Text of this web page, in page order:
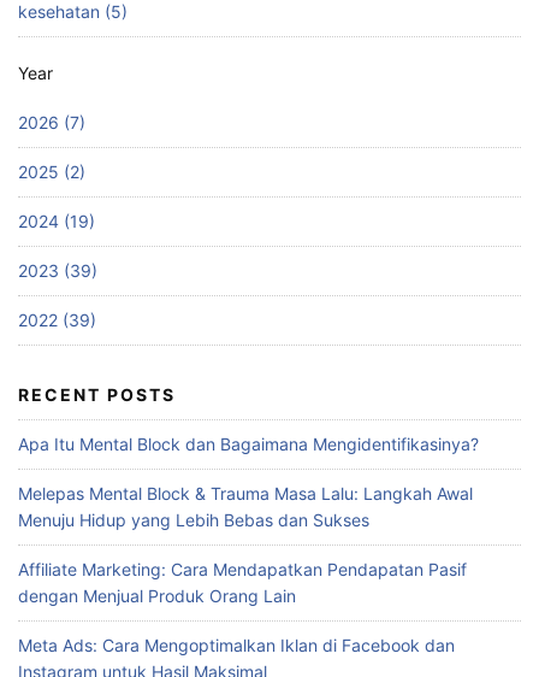
kesehatan (5)
Year
2026 (7)
2025 (2)
2024 (19)
2023 (39)
2022 (39)
RECENT POSTS
Apa Itu Mental Block dan Bagaimana Mengidentifikasinya?
Melepas Mental Block & Trauma Masa Lalu: Langkah Awal
Menuju Hidup yang Lebih Bebas dan Sukses
Affiliate Marketing: Cara Mendapatkan Pendapatan Pasif
dengan Menjual Produk Orang Lain
Meta Ads: Cara Mengoptimalkan Iklan di Facebook dan
Instagram untuk Hasil Maksimal